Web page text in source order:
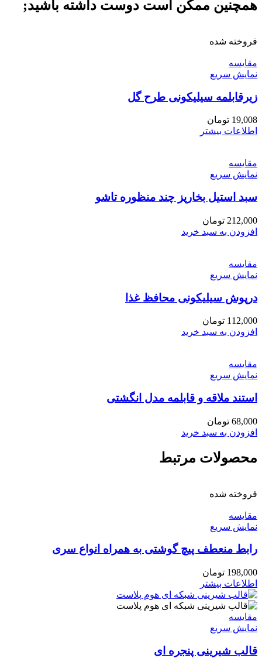
همچنین ممکن است دوست داشته باشید;
فروخته شده
مقايسه
نمایش سریع
زیرقابلمه سیلیکونی طرح گل
19,008 تومان
اطلاعات بیشتر
مقايسه
نمایش سریع
سبد استیل بخارپز چند منظوره تاشو
212,000 تومان
افزودن به سبد خرید
مقايسه
نمایش سریع
درپوش سیلیکونی محافظ غذا
112,000 تومان
افزودن به سبد خرید
مقايسه
نمایش سریع
استند ملاقه و قابلمه مدل انگشتی
68,000 تومان
افزودن به سبد خرید
محصولات مرتبط
فروخته شده
مقايسه
نمایش سریع
رابط منعطف پیچ گوشتی به همراه انواع سری
198,000 تومان
اطلاعات بیشتر
مقايسه
نمایش سریع
قالب شیرینی پنجره ای